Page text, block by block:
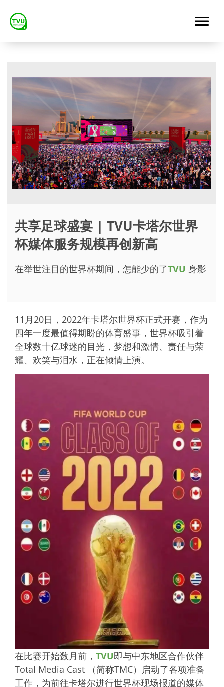
共享足球盛宴 | TVU卡塔尔世界
杯媒体服务规模再创新高
在举世注目的世界杯期间，怎能少的了TVU 身影
11月20日，2022年卡塔尔世界杯正式开赛，作为
四年一度最值得期盼的体育盛事，世界杯吸引着
全球数十亿球迷的目光，梦想和激情、责任与荣
耀、欢笑与泪水，正在倾情上演。
在比赛开始数月前， TVU即与中东地区合作伙伴
Total Media Cast （简称TMC）启动了各项准备
工作，为前往卡塔尔进行世界杯现场报道的媒体